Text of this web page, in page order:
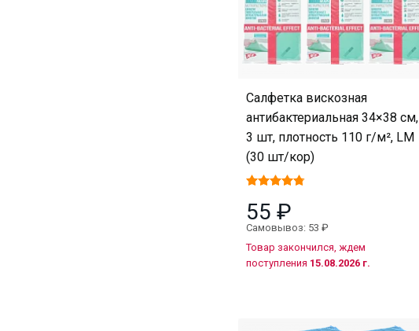
Салфетка вискозная
антибактериальная 34×38 см,
3 шт, плотность 110 г/м², LM
(30 шт/кор)
55 ₽
Самовывоз: 53 ₽
Товар закончился, ждем
поступления 15.08.2026 г.